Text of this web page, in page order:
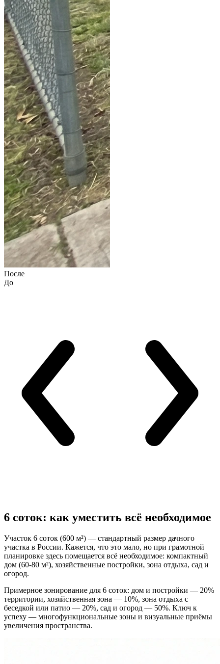
После
До
6 соток: как уместить всё необходимое
Участок 6 соток (600 м²) — стандартный размер дачного
участка в России. Кажется, что это мало, но при грамотной
планировке здесь помещается всё необходимое: компактный
дом (60-80 м²), хозяйственные постройки, зона отдыха, сад и
огород.
Примерное зонирование для 6 соток: дом и постройки — 20%
территории, хозяйственная зона — 10%, зона отдыха с
беседкой или патио — 20%, сад и огород — 50%. Ключ к
успеху — многофункциональные зоны и визуальные приёмы
увеличения пространства.